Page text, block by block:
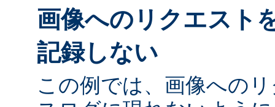
画像へのリクエスト
記録しない
この例では、画像への